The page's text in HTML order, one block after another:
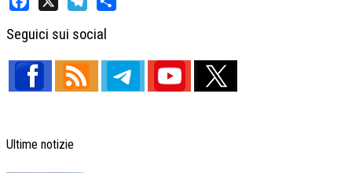
Seguici sui social
Ultime notizie